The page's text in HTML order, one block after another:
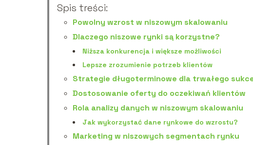
Spis treści:
Powolny wzrost w niszowym skalowaniu
Dlaczego niszowe rynki są korzystne?
Niższa konkurencja i większe możliwości
Lepsze zrozumienie potrzeb klientów
Strategie długoterminowe dla trwałego
Dostosowanie oferty do oczekiwań klientów
Rola analizy danych w niszowym skalowaniu
Jak wykorzystać dane rynkowe do wzrostu?
Marketing w niszowych segmentach rynku